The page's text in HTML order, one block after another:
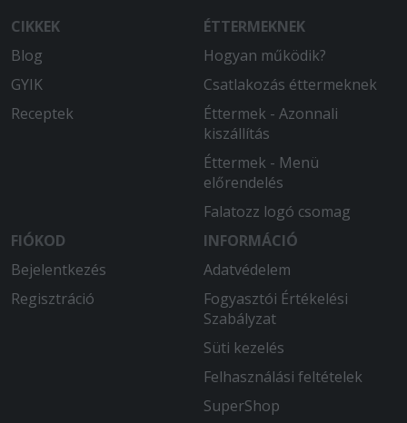
CIKKEK
Blog
GYIK
Receptek
ÉTTERMEKNEK
Hogyan működik?
Csatlakozás éttermeknek
Éttermek - Azonnali
kiszállítás
Éttermek - Menü
előrendelés
Falatozz logó csomag
FIÓKOD
Bejelentkezés
Regisztráció
INFORMÁCIÓ
Adatvédelem
Fogyasztói Értékelési
Szabályzat
Süti kezelés
Felhasználási feltételek
SuperShop